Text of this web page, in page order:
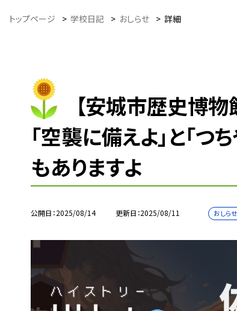
トップページ > 学校日記 > おしらせ > 詳細
【安城市歴史博
「空襲に備えよ」と「
もありますよ
公開日 2025/08/14 更新日 2025/08/11 おしらせ